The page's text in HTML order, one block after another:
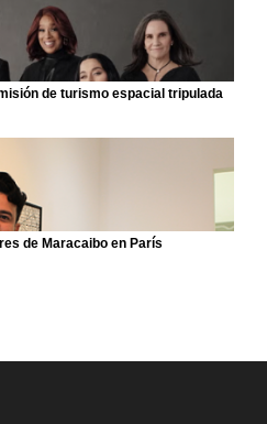
de turismo espacial tripulada
de Maracaibo en París